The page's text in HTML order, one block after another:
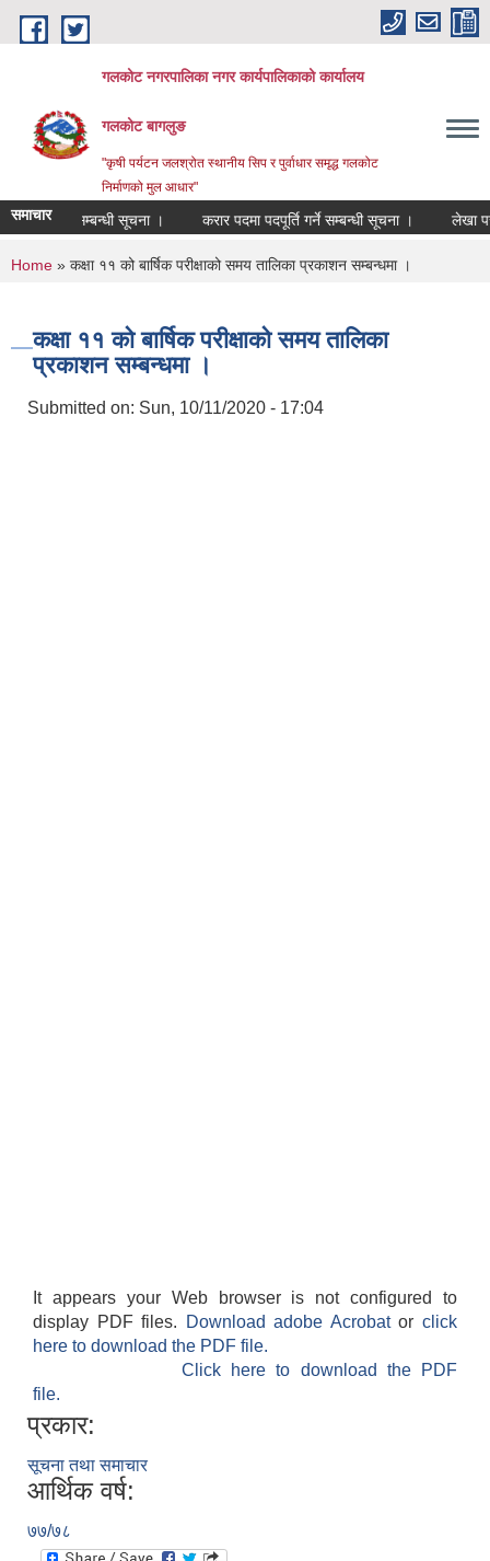
Skip to main content
गलकोट नगरपालिका नगर कार्यपालिकाको कार्यालय
गलकोट बागलुङ
"कृषी पर्यटन जलश्रोत स्थानीय सिप र पुर्वाधार समृद्ध गलकोट
निर्माणको मुल आधार"
समाचार
सहमति सम्बन्धी सूचना । करार पदमा पदपूर्ति गर्ने सम्बन्धी सूचना । लेखा
You are here
Home » कक्षा ११ को बार्षिक परीक्षाको समय तालिका प्रकाशन सम्बन्धमा ।
कक्षा ११ को बार्षिक परीक्षाको समय तालिका
प्रकाशन सम्बन्धमा ।
Submitted on: Sun, 10/11/2020 - 17:04
It appears your Web browser is not configured to
display PDF files.
Download adobe Acrobatorclick
here to download the PDF file.
Click here to download the PDF
file.
प्रकार:
सूचना तथा समाचार
आर्थिक वर्ष:
७७/७८